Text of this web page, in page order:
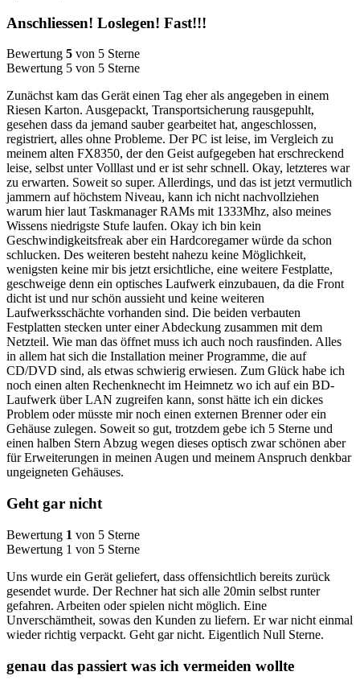
Anschliessen! Loslegen! Fast!!!
Bewertung 5 von 5 Sterne
Bewertung 5 von 5 Sterne
Zunächst kam das Gerät einen Tag eher als angegeben in einem
Riesen Karton. Ausgepackt, Transportsicherung rausgepuhlt,
gesehen dass da jemand sauber gearbeitet hat, angeschlossen,
registriert, alles ohne Probleme. Der PC ist leise, im Vergleich zu
meinem alten FX8350, der den Geist aufgegeben hat erschreckend
leise, selbst unter Volllast und er ist sehr schnell. Okay, letzteres war
zu erwarten. Soweit so super. Allerdings, und das ist jetzt vermutlich
jammern auf höchstem Niveau, kann ich nicht nachvollziehen
warum hier laut Taskmanager RAMs mit 1333Mhz, also meines
Wissens niedrigste Stufe laufen. Okay ich bin kein
Geschwindigkeitsfreak aber ein Hardcoregamer würde da schon
schlucken. Des weiteren besteht nahezu keine Möglichkeit,
wenigsten keine mir bis jetzt ersichtliche, eine weitere Festplatte,
geschweige denn ein optisches Laufwerk einzubauen, da die Front
dicht ist und nur schön aussieht und keine weiteren
Laufwerksschächte vorhanden sind. Die beiden verbauten
Festplatten stecken unter einer Abdeckung zusammen mit dem
Netzteil. Wie man das öffnet muss ich auch noch rausfinden. Alles
in allem hat sich die Installation meiner Programme, die auf
CD/DVD sind, als etwas schwierig erwiesen. Zum Glück habe ich
noch einen alten Rechenknecht im Heimnetz wo ich auf ein BD-
Laufwerk über LAN zugreifen kann, sonst hätte ich ein dickes
Problem oder müsste mir noch einen externen Brenner oder ein
Gehäuse zulegen. Soweit so gut, trotzdem gebe ich 5 Sterne und
einen halben Stern Abzug wegen dieses optisch zwar schönen aber
für Erweiterungen in meinen Augen und meinem Anspruch denkbar
ungeigneten Gehäuses.
Geht gar nicht
Bewertung 1 von 5 Sterne
Bewertung 1 von 5 Sterne
Uns wurde ein Gerät geliefert, dass offensichtlich bereits zurück
gesendet wurde. Der Rechner hat sich alle 20min selbst runter
gefahren. Arbeiten oder spielen nicht möglich. Eine
Unverschämtheit, sowas den Kunden zu liefern. Er war nicht einmal
wieder richtig verpackt. Geht gar nicht. Eigentlich Null Sterne.
genau das passiert was ich vermeiden wollte